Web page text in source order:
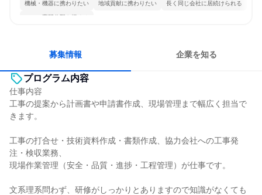
機械・機器に携わりたい 地域貢献に携わりたい 長く同じ会社に居続けられる
一つの専門分野を極める
募集情報 企業を知る
プログラム内容
仕事内容
工事の提案から計画書や申請書作成、現場管理まで幅広く担当で
きます。
工事の打合せ・技術資料作成・書類作成、協力会社への工事発
注・検収業務、
現場作業管理（安全・品質・進捗・工程管理）が仕事です。
文系理系問わず、研修がしっかりとありますので知識がなくても